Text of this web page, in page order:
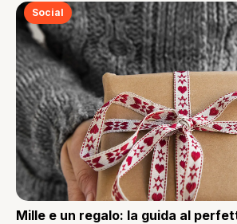
Social
Mille e un regalo: la guida al